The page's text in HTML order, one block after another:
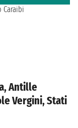
Antille
Vergini, Stati